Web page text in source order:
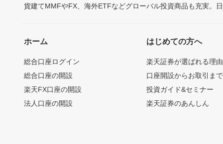
貨建てMMFやFX、海外ETFなどグローバル投資商品も充実。
ホーム
総合口座ログイン
総合口座の開設
楽天FX口座の開設
法人口座の開設
はじめての方へ
楽天証券が選ばれる理由
口座開設からお取引ま
投資ガイド&セミナー
楽天証券のあんしん